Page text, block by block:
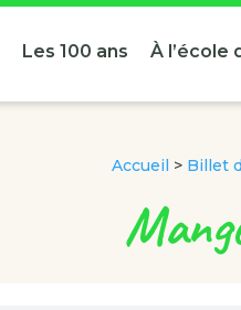
Les 100 ans À l’école
Accueil > Billet